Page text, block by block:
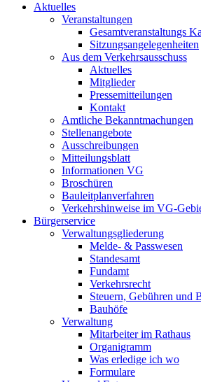
Aktuelles
Veranstaltungen
Gesamtveranstaltungs
Sitzungsangelegenheiten
Aus dem Verkehrsausschuss
Aktuelles
Mitglieder
Pressemitteilungen
Kontakt
Amtliche Bekanntmachungen
Stellenangebote
Ausschreibungen
Mitteilungsblatt
Informationen VG
Broschüren
Bauleitplanverfahren
Verkehrshinweise im VG-
Bürgerservice
Verwaltungsgliederung
Melde- & Passwesen
Standesamt
Fundamt
Verkehrsrecht
Steuern, Gebühren und
Bauhöfe
Verwaltung
Mitarbeiter im Rathaus
Organigramm
Was erledige ich wo
Formulare